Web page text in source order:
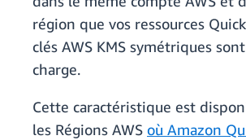
région que vos ressources
clés AWS KMS symétriques
charge.
Cette caractéristique est
les Régions AWS où Amazon